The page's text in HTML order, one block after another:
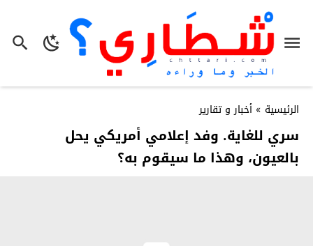
الرئيسية » أخبار و تقارير
سري للغاية. وفد إعلامي أمريكي يحل
بالعيون، وهذا ما سيقوم به؟